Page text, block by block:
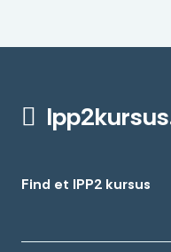
Find et IPP2 kursus